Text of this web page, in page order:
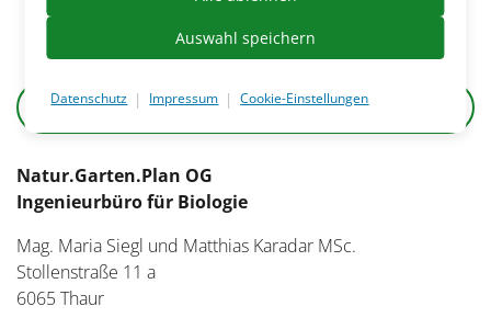
streng zweckgebunden zur Bearbeitung und
Beantwortung meiner Anfrage verwendet.
Natur.Garten.Plan OG
Ingenieurbüro für Biologie
Mag. Maria Siegl und Matthias Karadar MSc.
Stollenstraße 11 a
6065 Thaur
Auswahl speichern
Datenschutz | Impressum | Cookie-Einstellungen